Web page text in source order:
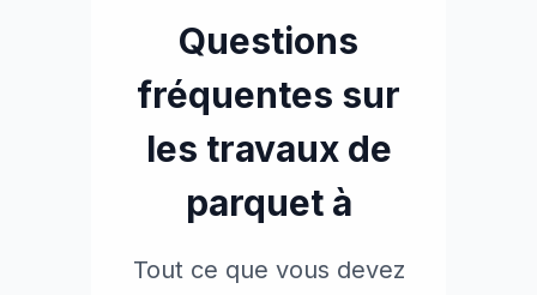
Questions
fréquentes sur
les travaux de
parquet à
Tout ce que vous devez